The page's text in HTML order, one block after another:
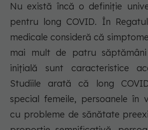
Nu există încă o definiție
pentru long COVID. În
medicale consideră că
mai mult de patru
inițială sunt caracteristice
Studiile arată că long
special femeile, persoanele în
cu probleme de sănătate